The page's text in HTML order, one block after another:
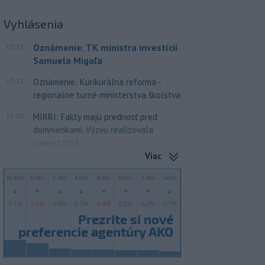
Vyhlásenia
17:32
Oznámenie: TK ministra investícií
Samuela Migaľa
17:17
Oznámenie: Kurikurálna reforma -
regionálne turné ministerstva školstva
15:09
MIRRI: Fakty majú prednosť pred
domnienkami. Výzvu realizovala
samostatná...
Viac